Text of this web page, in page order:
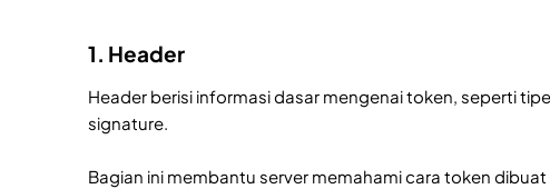
1. Header
Header berisi informasi dasar mengenai token, seperti
signature.
Bagian ini membantu server memahami cara token